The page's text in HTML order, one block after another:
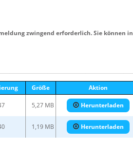
zwingend erforderlich. Sie können in
Größe Aktion
5,27 MB Herunterladen
1,19 MB Herunterladen